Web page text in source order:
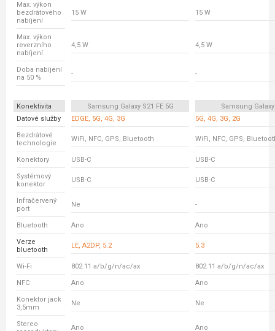
Max. výkon
bezdrátového
nabíjení
15 W 15 W
Max. výkon
reverzního
nabíjení
4,5 W 4,5 W
Doba nabíjení
na 50 %
- -
Konektivita Samsung Galaxy S21 FE 5G
Samsung Galaxy
Datové služby
EDGE, 5G, 4G, 3G 5G, 4G, 3G, 2G
Bezdrátové
technologie
WiFi, NFC, GPS, Bluetooth WiFi, NFC, GPS,
Konektory USB-C USB-C
Systémový
konektor
USB-C USB-C
Infračervený
port
Ne -
Bluetooth Ano Ano
Verze
bluetooth
LE, A2DP, 5.2 5.3
Wi-Fi 802.11 a/b/g/n/ac/ax 802.11 a/b/g/n/ac/ax
NFC Ano Ano
Konektor jack
3,5mm
Ne Ne
Stereo
Ano Ano